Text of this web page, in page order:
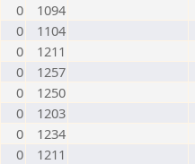
0
1094
0
1104
0
1211
0
1257
0
1250
0
1203
0
1234
0
1211